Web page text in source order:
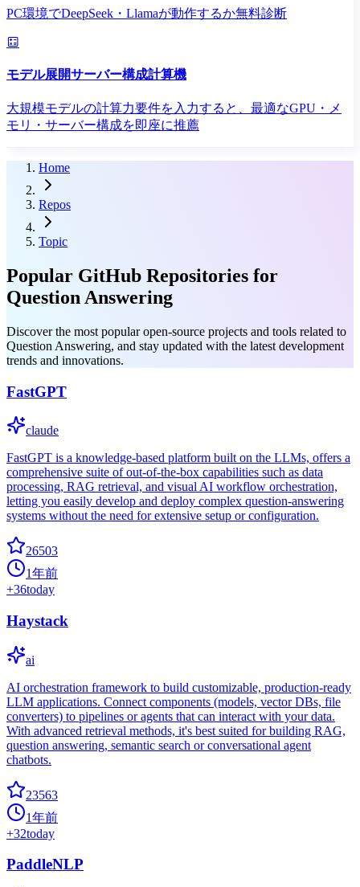
PC環境でDeepSeek・Llamaが動作するか無料診断
モデル展開サーバー構成計算機
大規模モデルの計算力要件を入力すると、最適なGPU・メ
モリ・サーバー構成を即座に推薦
Home
Repos
Topic
Popular GitHub Repositories for
Question Answering
Discover the most popular open-source projects and tools related to
Question Answering, and stay updated with the latest development
trends and innovations.
FastGPT
claude
FastGPT is a knowledge-based platform built on the LLMs, offers a
comprehensive suite of out-of-the-box capabilities such as data
processing, RAG retrieval, and visual AI workflow orchestration,
letting you easily develop and deploy complex question-answering
systems without the need for extensive setup or configuration.
26503
1年前
+36today
Haystack
ai
AI orchestration framework to build customizable, production-ready
LLM applications. Connect components (models, vector DBs, file
converters) to pipelines or agents that can interact with your data.
With advanced retrieval methods, it's best suited for building RAG,
question answering, semantic search or conversational agent
chatbots.
23563
1年前
+32today
PaddleNLP